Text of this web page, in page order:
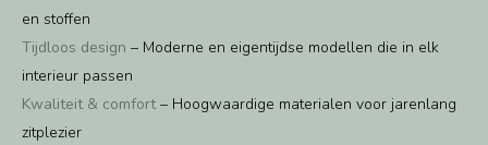
en stoffen
Tijdloos design – Moderne en eigentijdse modellen die in elk
interieur passen
Kwaliteit & comfort – Hoogwaardige materialen voor jarenlang
zitplezier